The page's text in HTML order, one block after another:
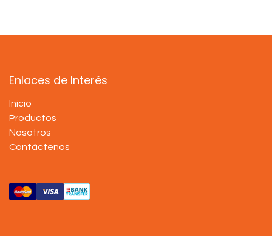
Enlaces de Interés
Inicio
Productos
Nosotros
Contáctenos